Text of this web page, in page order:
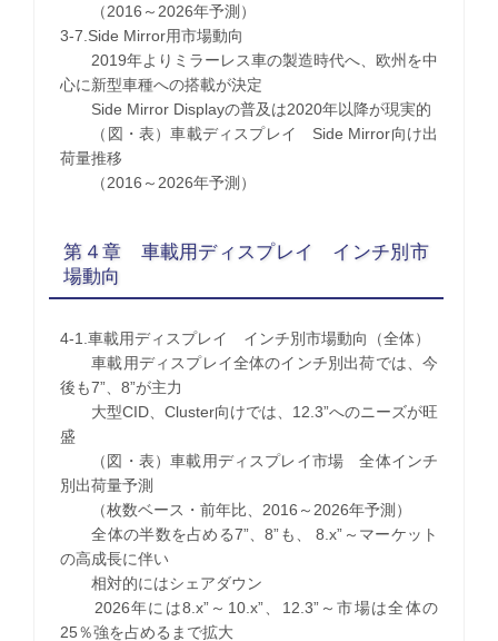
（2016～2026年予測）
3-7.Side Mirror用市場動向
2019年よりミラーレス車の製造時代へ、欧州を中
心に新型車種への搭載が決定
Side Mirror Displayの普及は2020年以降が現実的
（図・表）車載ディスプレイ Side Mirror向け出
荷量推移
（2016～2026年予測）
第４章 車載用ディスプレイ インチ別市
場動向
4-1.車載用ディスプレイ インチ別市場動向（全体）
車載用ディスプレイ全体のインチ別出荷では、今
後も7”、8”が主力
大型CID、Cluster向けでは、12.3”へのニーズが旺
盛
（図・表）車載用ディスプレイ市場 全体インチ
別出荷量予測
（枚数ベース・前年比、2016～2026年予測）
全体の半数を占める7”、8”も、 8.x”～マーケット
の高成長に伴い
相対的にはシェアダウン
2026年には8.x”～10.x”、12.3”～市場は全体の
25％強を占めるまで拡大